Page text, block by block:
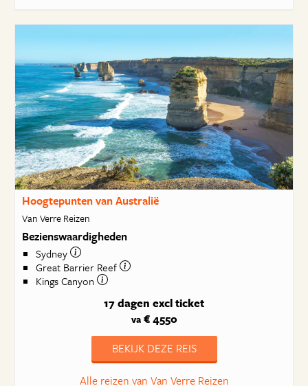
Hoogtepunten van Australië
Van Verre Reizen
Bezienswaardigheden
Sydney
Great Barrier Reef
Kings Canyon
17 dagen excl ticket
va€ 4550
BEKIJK DEZE REIS
Alle reizen van Van Verre Reizen